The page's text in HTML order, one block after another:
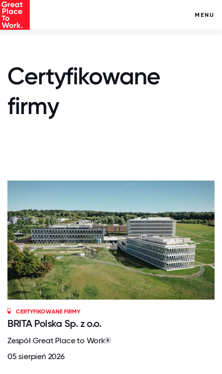
MENU
Certyfikowane
firmy
CERTYFIKOWANE FIRMY
BRITA Polska Sp. z o.o.
Zespół Great Place to Work®
05 sierpień 2026